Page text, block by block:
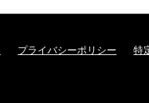
プライバシーポリシー 特